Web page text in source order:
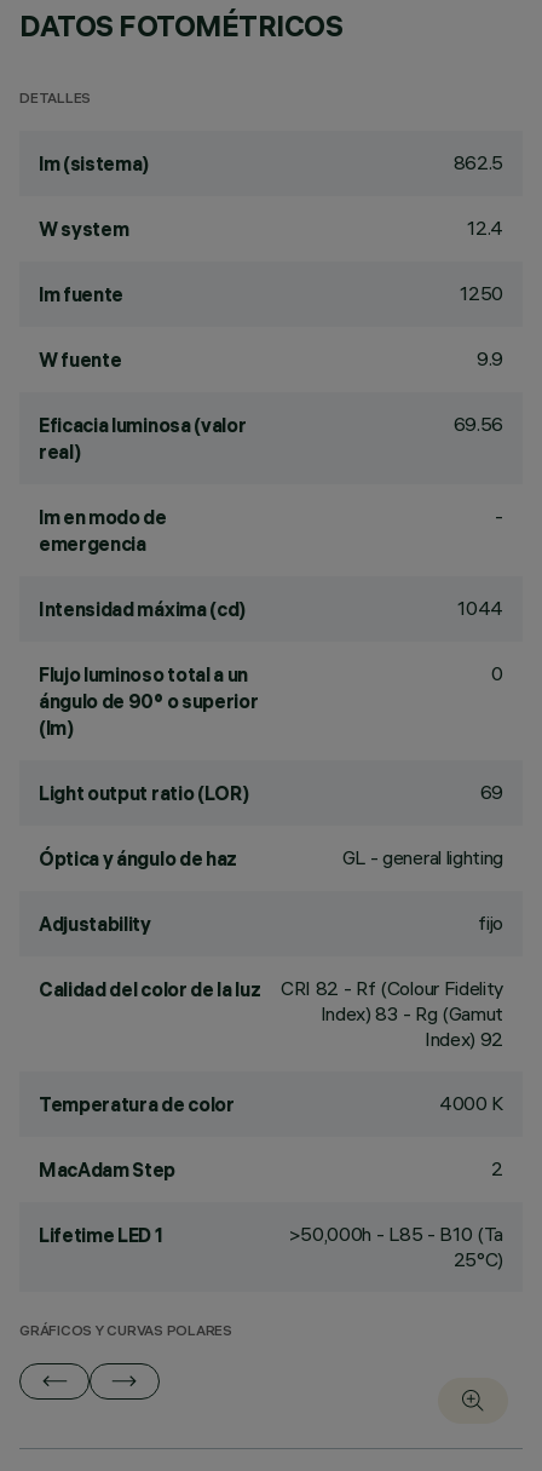
DATOS FOTOMÉTRICOS
DETALLES
lm (sistema) 862.5
W system 12.4
lm fuente 1250
W fuente 9.9
Eficacia luminosa (valor
real)
69.56
lm en modo de
emergencia
-
Intensidad máxima (cd) 1044
Flujo luminoso total a un
ángulo de 90° o superior
(lm)
0
Light output ratio (LOR) 69
Óptica y ángulo de haz GL - general lighting
Adjustability fijo
Calidad del color de la luz CRI 82 - Rf (Colour Fidelity
Index) 83 - Rg (Gamut
Index) 92
Temperatura de color 4000 K
MacAdam Step 2
Lifetime LED 1
>50,000h - L85 - B10 (Ta
25°C)
GRÁFICOS Y CURVAS POLARES